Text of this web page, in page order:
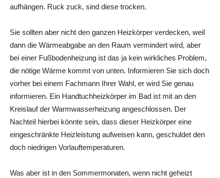
aufhängen. Ruck zuck, sind diese trocken.
Sie sollten aber nicht den ganzen Heizkörper verdecken, weil
dann die Wärmeabgabe an den Raum vermindert wird, aber
bei einer Fußbodenheizung ist das ja kein wirkliches Problem,
die nötige Wärme kommt von unten. Informieren Sie sich doch
vorher bei einem Fachmann Ihrer Wahl, er wird Sie genau
informieren. Ein Handtuchheizkörper im Bad ist mit an den
Kreislauf der Warmwasserheizung angeschlossen. Der
Nachteil hierbei könnte sein, dass dieser Heizkörper eine
eingeschränkte Heizleistung aufweisen kann, geschuldet den
doch niedrigen Vorlauftemperaturen.
Was aber ist in den Sommermonaten, wenn nicht geheizt